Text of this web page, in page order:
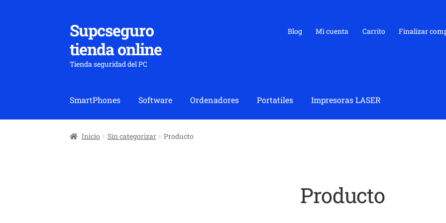
Ir
a
la
navegación
Ir
al
contenido
Supcseguro
tienda online
Tienda seguridad del PC
Blog Mi cuenta Carrito Finalizar
SmartPhones Software Ordenadores Portatiles Impresoras LASER
Inicio Sin categorizar Producto
Producto